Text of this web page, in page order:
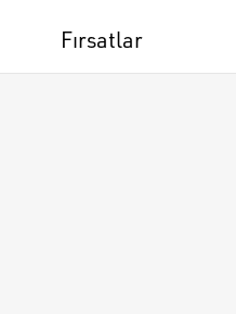
Fırsatlar